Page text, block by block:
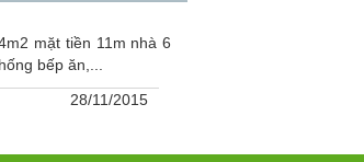
mặt tiền 11m nhà 6
bếp ăn,...
28/11/2015